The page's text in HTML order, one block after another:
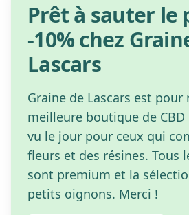
Prêt à sauter le
-10% chez
Lascars
Graine de Lascars est pour
meilleure boutique de
vu le jour pour ceux qui
fleurs et des résines. Tous
sont premium et la
petits oignons. Merci !